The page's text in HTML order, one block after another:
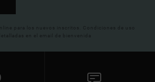
para los nuevos inscritos. Condiciones de uso
detalladas en el email de bienvenida